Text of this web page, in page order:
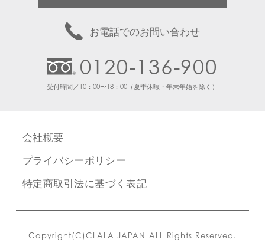
お電話でのお問い合わせ
0120-136-900
受付時間／10：00〜18：00（夏季休暇・年末年始を除く）
会社概要
プライバシーポリシー
特定商取引法に基づく表記
Copyright(C)CLALA JAPAN ALL Rights Reserved.